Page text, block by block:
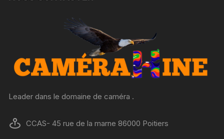
Leader dans le domaine de caméra .
CCAS- 45 rue de la marne 86000 Poitiers